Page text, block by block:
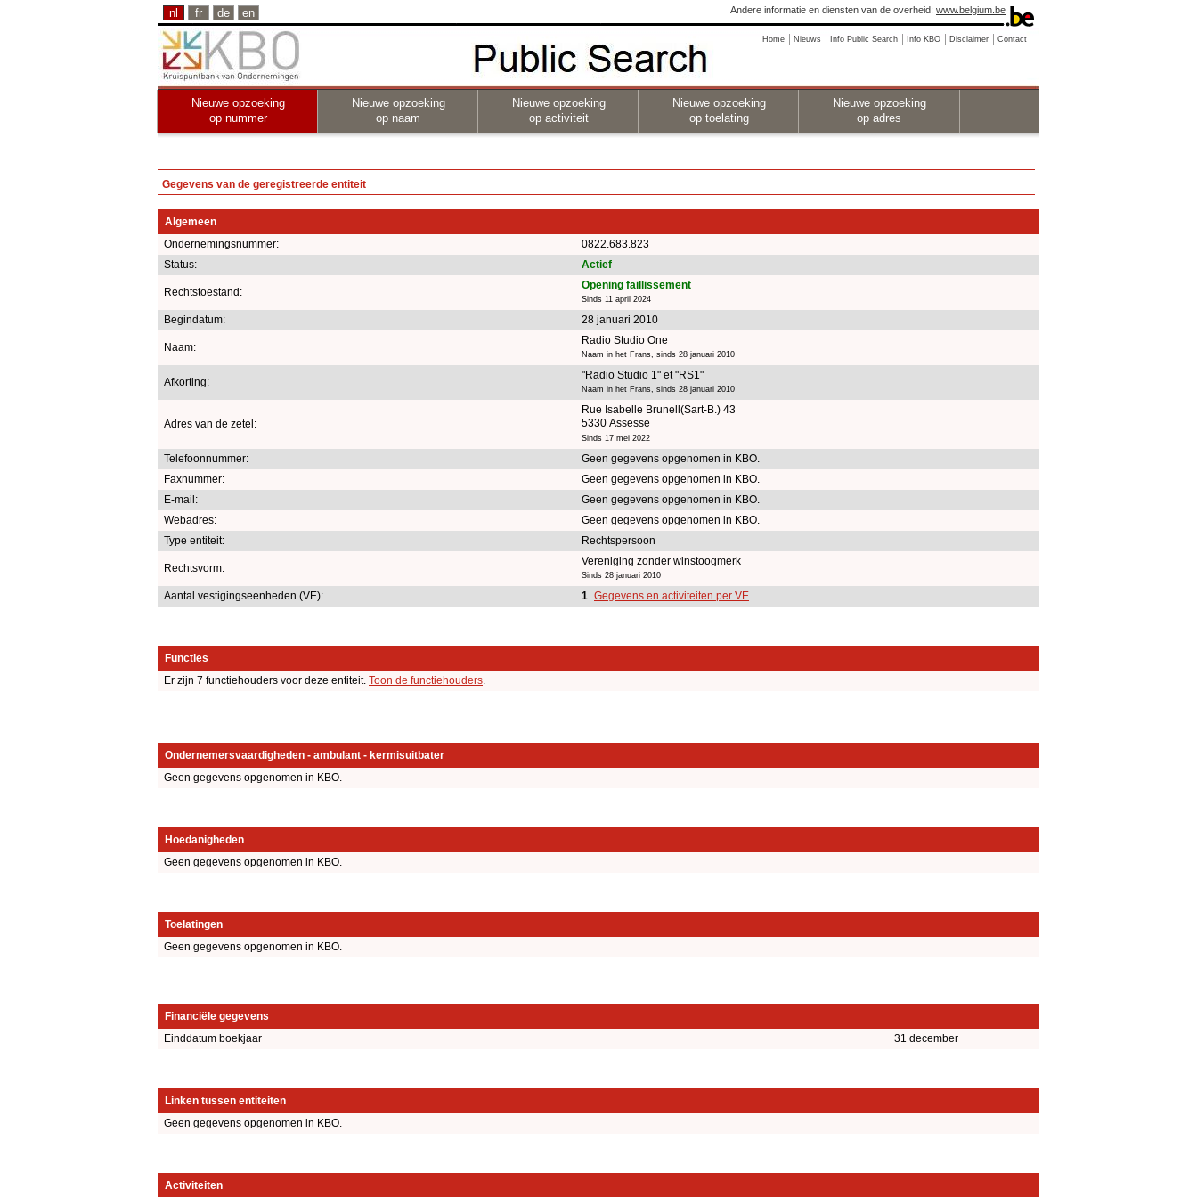
nl fr de en Andere informatie en diensten van de overheid: www.belgium.be
Home Nieuws Info Public Search Info KBO Disclaimer Contact
Nieuwe opzoeking
op nummer
Nieuwe opzoeking
op naam
Nieuwe opzoeking
op activiteit
Nieuwe opzoeking
op toelating
Nieuwe opzoeking
op adres
Gegevens van de geregistreerde entiteit
Algemeen
Ondernemingsnummer:
0822.683.823
Status:
Actief
Rechtstoestand:
Opening faillissement
Sinds 11 april 2024
Begindatum: 28 januari 2010
Naam:
Radio Studio One
Naam in het Frans, sinds 28 januari 2010
Afkorting:
"Radio Studio 1" et "RS1"
Naam in het Frans, sinds 28 januari 2010
Adres van de zetel:
Rue Isabelle Brunell(Sart-B.) 43
5330 Assesse
Sinds 17 mei 2022
Telefoonnummer:
Geen gegevens opgenomen in KBO.
Faxnummer:
Geen gegevens opgenomen in KBO.
E-mail:
Geen gegevens opgenomen in KBO.
Webadres:
Geen gegevens opgenomen in KBO.
Type entiteit:
Rechtspersoon
Rechtsvorm:
Vereniging zonder winstoogmerk
Sinds 28 januari 2010
Aantal vestigingseenheden (VE): 1 Gegevens en activiteiten per VE
Functies
Er zijn 7 functiehouders voor deze entiteit. Toon de functiehouders.
Ondernemersvaardigheden - ambulant - kermisuitbater
Geen gegevens opgenomen in KBO.
Hoedanigheden
Geen gegevens opgenomen in KBO.
Toelatingen
Geen gegevens opgenomen in KBO.
Financiële gegevens
Einddatum boekjaar
31 december
Linken tussen entiteiten
Geen gegevens opgenomen in KBO.
Activiteiten